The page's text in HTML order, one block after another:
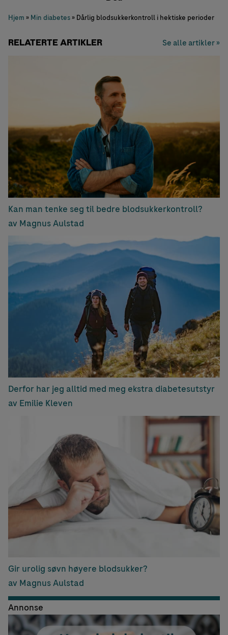
Hjem » Min diabetes» Dårlig blodsukkerkontroll i hektiske perioder
RELATERTE ARTIKLER Se alle artikler »
Kan man tenke seg til bedre blodsukkerkontroll?
av Magnus Aulstad
Derfor har jeg alltid med meg ekstra diabetesutstyr
av Emilie Kleven
Gir urolig søvn høyere blodsukker?
av Magnus Aulstad
Annonse